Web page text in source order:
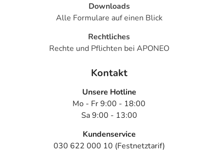
Downloads
Alle Formulare auf einen Blick
Rechtliches
Rechte und Pflichten bei APONEO
Kontakt
Unsere Hotline
Mo - Fr 9:00 - 18:00
Sa 9:00 - 13:00
Kundenservice
030 622 000 10 (Festnetztarif)